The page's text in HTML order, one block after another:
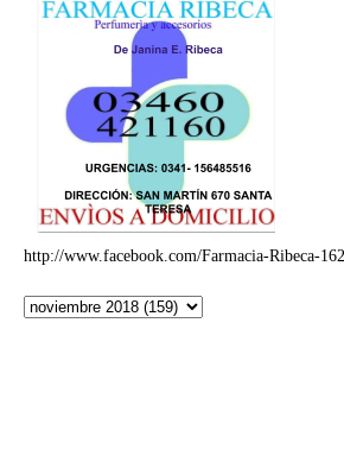
http://www.facebook.com/Farmacia-Ribeca-